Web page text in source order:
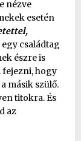
nézve
esetén
családtag
észre is
fejezni, hogy
másik szülő.
titokra. És
az